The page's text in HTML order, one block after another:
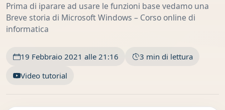
Prima di iparare ad usare le funzioni base vedamo una
Breve storia di Microsoft Windows – Corso online di
informatica
19 Febbraio 2021 alle 21:16
3 min di lettura
Video tutorial